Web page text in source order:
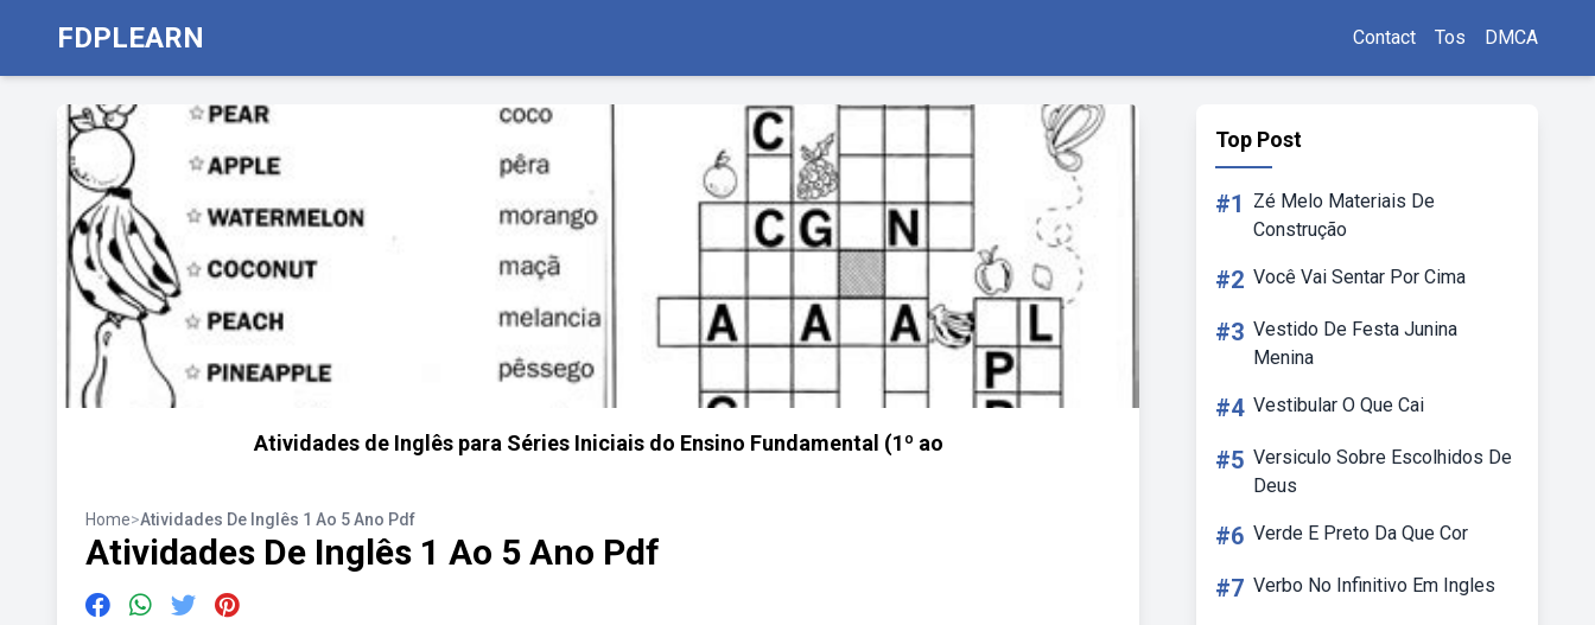
FDPLEARN Contact Tos DMCA
Atividades de Inglês para Séries Iniciais do Ensino Fundamental (1º ao
Home>Atividades De Inglês 1 Ao 5 Ano Pdf
Atividades De Inglês 1 Ao 5 Ano Pdf
Top Post
#1
Zé Melo Materiais De
Construção
#2 Você Vai Sentar Por Cima
#3 Vestido De Festa Junina
Menina
#4 Vestibular O Que Cai
#5 Versiculo Sobre Escolhidos De
Deus
#6 Verde E Preto Da Que Cor
#7 Verbo No Infinitivo Em Ingles